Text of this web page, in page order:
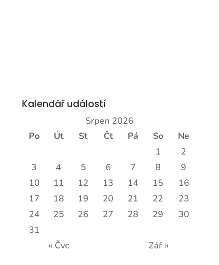
Kalendář událostí
Srpen 2026
Po
Út St Čt Pá So
Ne
1
2
3
4 5 6 7 8
9
10
11 12 13 14 15
16
17
18 19 20 21 22
23
24
25 26 27 28 29
30
31
« Čvc
Zář »